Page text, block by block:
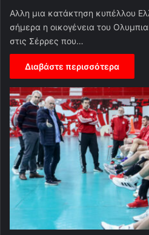
Αλλη μια κατάκτηση κυπέλλου
σήμερα η οικογένεια του
στις Σέρρες που…
Διαβάστε περισσότερα